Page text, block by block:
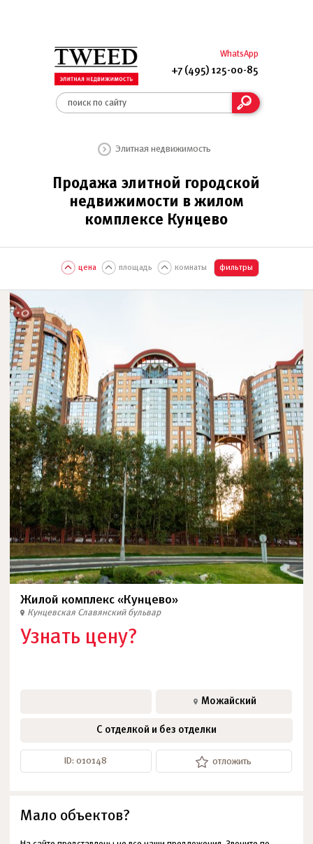
WhatsApp
+7 (495) 125-00-85
Элитная недвижимость
Продажа элитной городской
недвижимости в жилом
комплексе Кунцево
цена площадь комнаты фильтры
Жилой комплекс «Кунцево»
Кунцевская Славянский бульвар
Узнать цену?
Можайский
С отделкой и без отделки
ID: 010148 отложить
Мало объектов?